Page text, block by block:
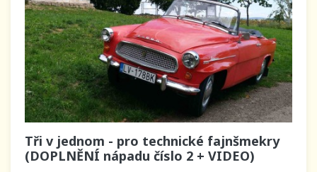
Tři v jednom - pro technické fajnšmekry
(DOPLNĚNÍ nápadu číslo 2 + VIDEO)